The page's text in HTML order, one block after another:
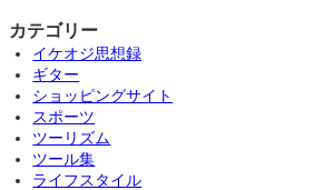
カテゴリー
イケオジ思想録
ギター
ショッピングサイト
スポーツ
ツーリズム
ツール集
ライフスタイル